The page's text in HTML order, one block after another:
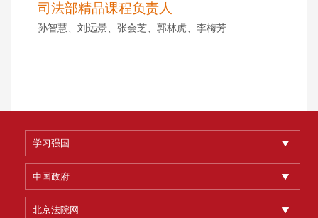
司法部精品课程负责人
孙智慧、刘远景、张会芝、郭林虎、李梅芳
学习强国
中国政府
北京法院网